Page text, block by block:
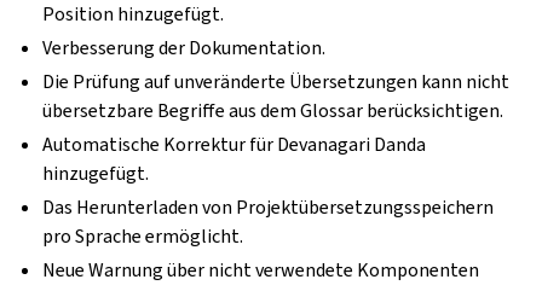
Position hinzugefügt.
Verbesserung der Dokumentation.
Die Prüfung auf unveränderte Übersetzungen kann nicht
übersetzbare Begriffe aus dem Glossar berücksichtigen.
Automatische Korrektur für Devanagari Danda
hinzugefügt.
Das Herunterladen von Projektübersetzungsspeichern
pro Sprache ermöglicht.
Neue Warnung über nicht verwendete Komponenten